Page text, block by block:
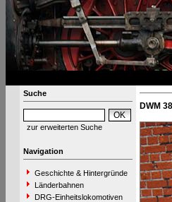
Suche
zur erweiterten Suche
Navigation
Geschichte & Hintergründe
Länderbahnen
DRG-Einheitslokomotiven
DWM